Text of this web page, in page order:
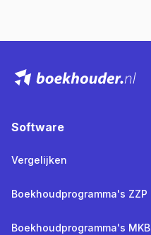
Software
Vergelijken
Boekhoudprogramma's ZZP
Boekhoudprogramma's MKB